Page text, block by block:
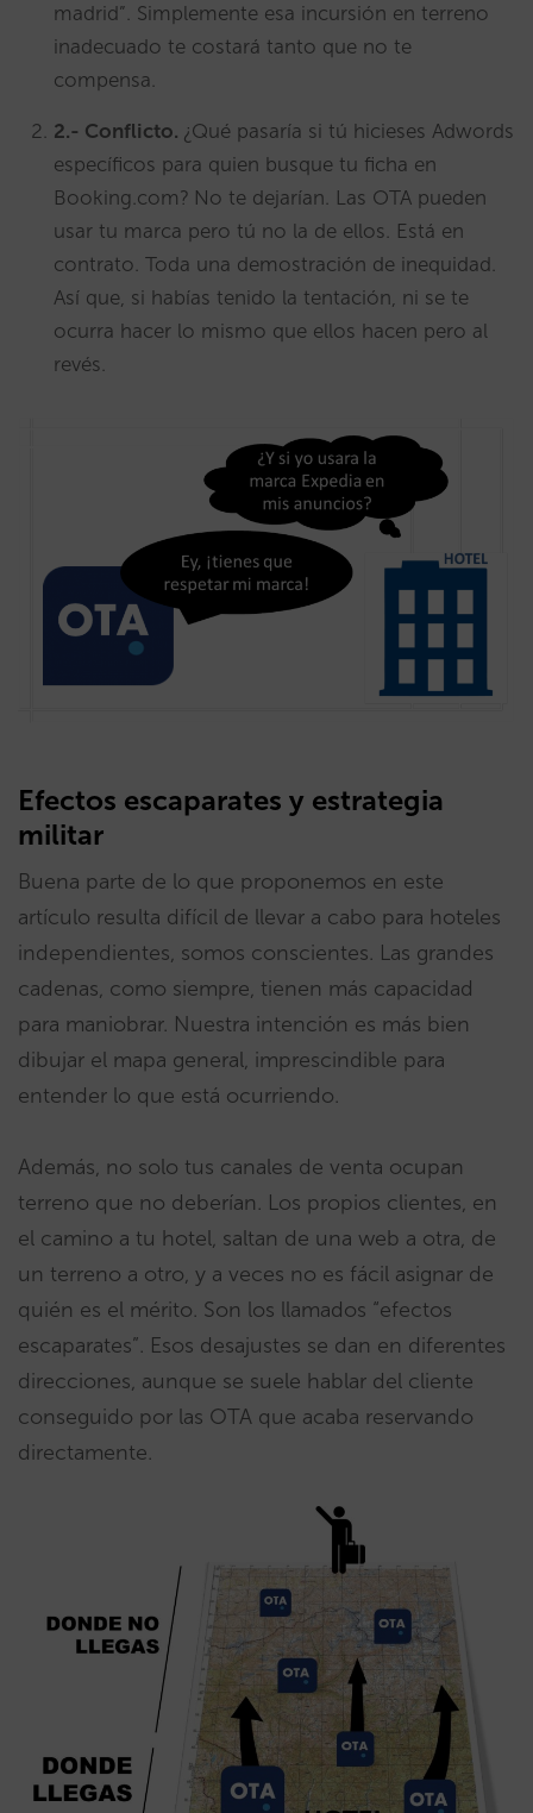
madrid”. Simplemente esa incursión en terreno
inadecuado te costará tanto que no te
compensa.
2.- Conflicto. ¿Qué pasaría si tú hicieses Adwords
específicos para quien busque tu ficha en
Booking.com? No te dejarían. Las OTA pueden
usar tu marca pero tú no la de ellos. Está en
contrato. Toda una demostración de inequidad.
Así que, si habías tenido la tentación, ni se te
ocurra hacer lo mismo que ellos hacen pero al
revés.
Efectos escaparates y estrategia
militar
Buena parte de lo que proponemos en este
artículo resulta difícil de llevar a cabo para hoteles
independientes, somos conscientes. Las grandes
cadenas, como siempre, tienen más capacidad
para maniobrar. Nuestra intención es más bien
dibujar el mapa general, imprescindible para
entender lo que está ocurriendo.
Además, no solo tus canales de venta ocupan
terreno que no deberían. Los propios clientes, en
el camino a tu hotel, saltan de una web a otra, de
un terreno a otro, y a veces no es fácil asignar de
quién es el mérito. Son los llamados “efectos
escaparates”. Esos desajustes se dan en diferentes
direcciones, aunque se suele hablar del cliente
conseguido por las OTA que acaba reservando
directamente.